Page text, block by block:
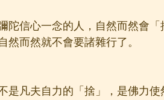
陀信心一念的人，自然而然會
然而然就不會要諸雜行了。
是凡夫自力的「捨」，是佛力